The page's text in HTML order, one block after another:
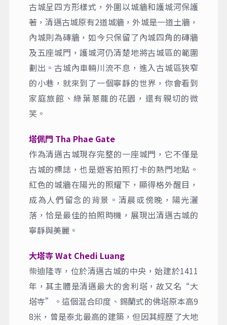
古城呈四方形樣式，外圍以城牆和護城河保護
著，清邁古城原有2道城牆，外城是一道土牆，
內城則為磚牆，如今只保留了內城四角的磚牆
及五座城門，護城河仍清楚地將古城區的範圍
劃出。古城內車輛川流不息，進入古城區狹窄
的小巷，就來到了一個寧靜的世界，你會看到
家庭旅館、綠葉蔥蘢的花園，還有親切的微
笑。
塔佩門 Tha Phae Gate
作為清邁古城現存完整的一座城門，它不僅是
古城的標誌，也是遊客拍照打卡的熱門地點。
紅色的城牆在陽光的照耀下，顯得格外醒目，
成為人們留念的背景。清晨或傍晚，陽光灑
落，恰是最佳的拍照時機，展現出清邁古城的
寧靜與美麗。
大塔寺 Wat Chedi Luang
柴迪隆寺，位於清邁古城的中央，始建於1411
年，其主體是清邁最大的舍利塔，故又名“大
塔寺”。這個混合印度、錫蘭式的佛塔原本高9
8米，曾是泰北最高的建築，但因其經歷了大地